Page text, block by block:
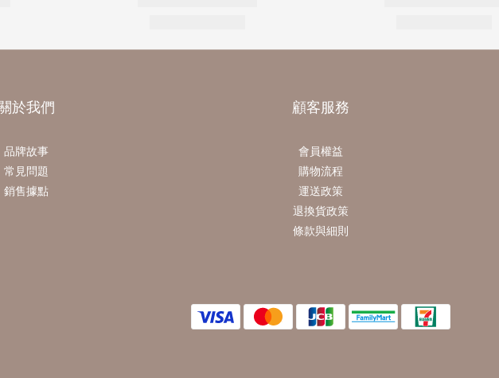
關於我們
品牌故事
常見問題
銷售據點
顧客服務
會員權益
購物流程
運送政策
退換貨政策
條款與細則